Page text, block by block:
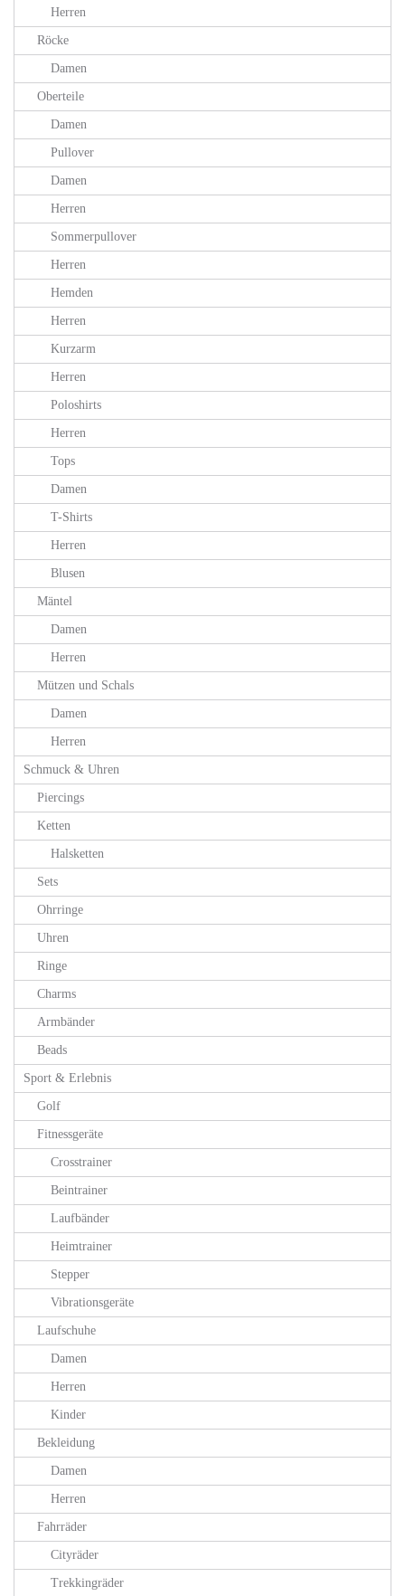
Herren
Röcke
Damen
Oberteile
Damen
Pullover
Damen
Herren
Sommerpullover
Herren
Hemden
Herren
Kurzarm
Herren
Poloshirts
Herren
Tops
Damen
T-Shirts
Herren
Blusen
Mäntel
Damen
Herren
Mützen und Schals
Damen
Herren
Schmuck & Uhren
Piercings
Ketten
Halsketten
Sets
Ohrringe
Uhren
Ringe
Charms
Armbänder
Beads
Sport & Erlebnis
Golf
Fitnessgeräte
Crosstrainer
Beintrainer
Laufbänder
Heimtrainer
Stepper
Vibrationsgeräte
Laufschuhe
Damen
Herren
Kinder
Bekleidung
Damen
Herren
Fahrräder
Cityräder
Trekkingräder